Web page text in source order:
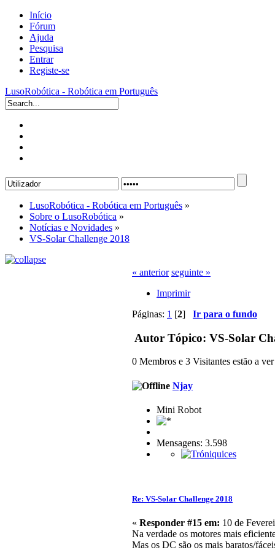
Início
Fórum
Ajuda
Pesquisa
Entrar
Registe-se
LusoRobótica - Robótica em Português
LusoRobótica - Robótica em Português »
Sobre o LusoRobótica »
Notícias e Novidades »
VS-Solar Challenge 2018
« anterior seguinte »
Imprimir
Páginas: 1 [2] Ir para o fundo
Autor Tópico: VS-Solar
0 Membros e 3 Visitantes estão a
Njay
Mini Robot
Mensagens: 3.598
Re: VS-Solar Challenge 2018
« Responder #15 em: 10 de
Na verdade os motores mais
Mas os DC são os mais baratos/